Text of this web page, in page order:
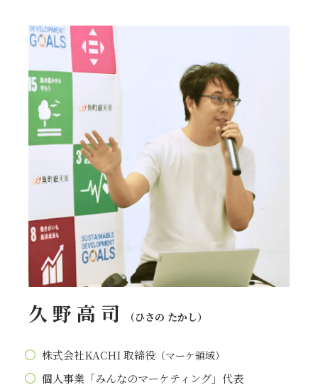
久 野 高 司 （ひさの たかし）
株式会社KACHI 取締役 （マーケ領域）
個人事業「みんなのマーケティング」代表